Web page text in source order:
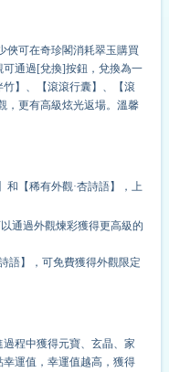
俠可在奇珍閣消耗翠玉購買
通過[兌換]按鈕，兌換為一
】、【滾滾行囊】、【滾
，更有高級炫光返場。溫馨
和【稀有外觀·杏詩語】，上
通過外觀煉彩獲得更高級的
語】，可免費獲得外觀限定
程中獲得元寶、玄晶、家
運值，幸運值越高，獲得